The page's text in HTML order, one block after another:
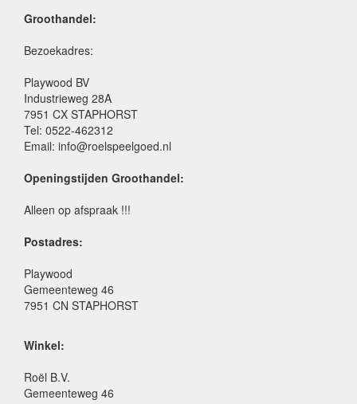
Groothandel:
Bezoekadres:
Playwood BV
Industrieweg 28A
7951 CX STAPHORST
Tel: 0522-462312
Email: info@roelspeelgoed.nl
Openingstijden Groothandel:
Alleen op afspraak !!!
Postadres:
Playwood
Gemeenteweg 46
7951 CN STAPHORST
Winkel:
Roël B.V.
Gemeenteweg 46